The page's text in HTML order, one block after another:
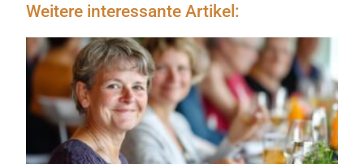
Weitere interessante Artikel: